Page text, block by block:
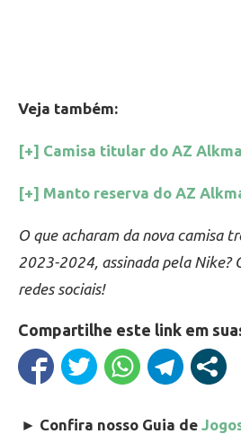
Veja também:
[+] Camisa titular do AZ
[+] Manto reserva do AZ
O que acharam da nova camisa
2023-2024, assinada pela Nike?
redes sociais!
Compartilhe este link em
► Confira nosso Guia de